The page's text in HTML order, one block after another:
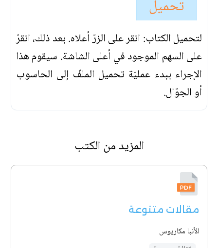
تحميل
لتحميل الكتاب: انقر على الزرّ أعلاه. بعد ذلك، انقرّ
على السهم الموجود في أعلى الشاشة. سيقوم هذا
الإجراء ببدء عمليّة تحميل الملفّ إلى الحاسوب
أو الجوّال.
المزيد من الكتب
مقالات متنوعة
الأنبا مكاريوس